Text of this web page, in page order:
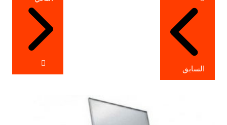
المقالات
السابق